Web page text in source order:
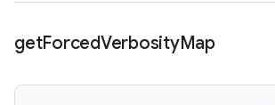
getForcedVerbosityMap